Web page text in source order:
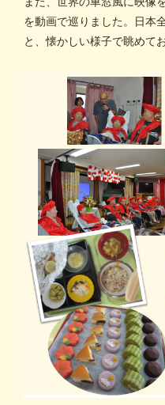
を動画で巡りました。日本
と、懐かしい様子で眺めて